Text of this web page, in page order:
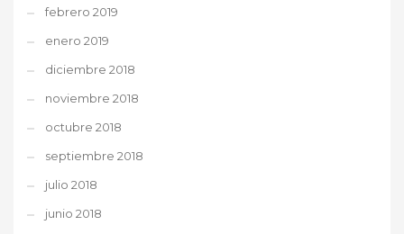
febrero 2019
enero 2019
diciembre 2018
noviembre 2018
octubre 2018
septiembre 2018
julio 2018
junio 2018